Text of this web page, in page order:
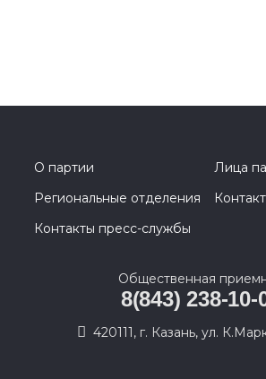
О партии
Лица
Региональные отделения
Контакты пресс-службы
Общественная
8(843) 238-10-
420111, г. Казань, ул.